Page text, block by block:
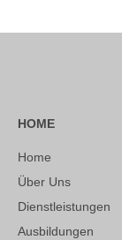
HOME
Home
Über Uns
Dienstleistungen
Ausbildungen